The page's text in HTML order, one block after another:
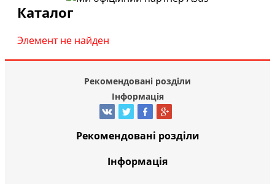
Каталог
Элемент не найден
Рекомендовані розділи
Інформація
Рекомендовані розділи
Інформація